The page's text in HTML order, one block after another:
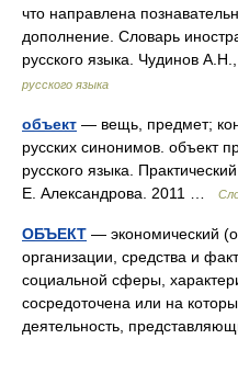
что направлена
дополнение. Словарь
русского языка. Чудинов
русского языка
объект — вещь, предмет;
русских синонимов. объект
русского языка.
Е. Александрова. 2011 …
ОБЪЕКТ — экономический
организации, средства и
социальной сферы,
сосредоточена или на
деятельность,